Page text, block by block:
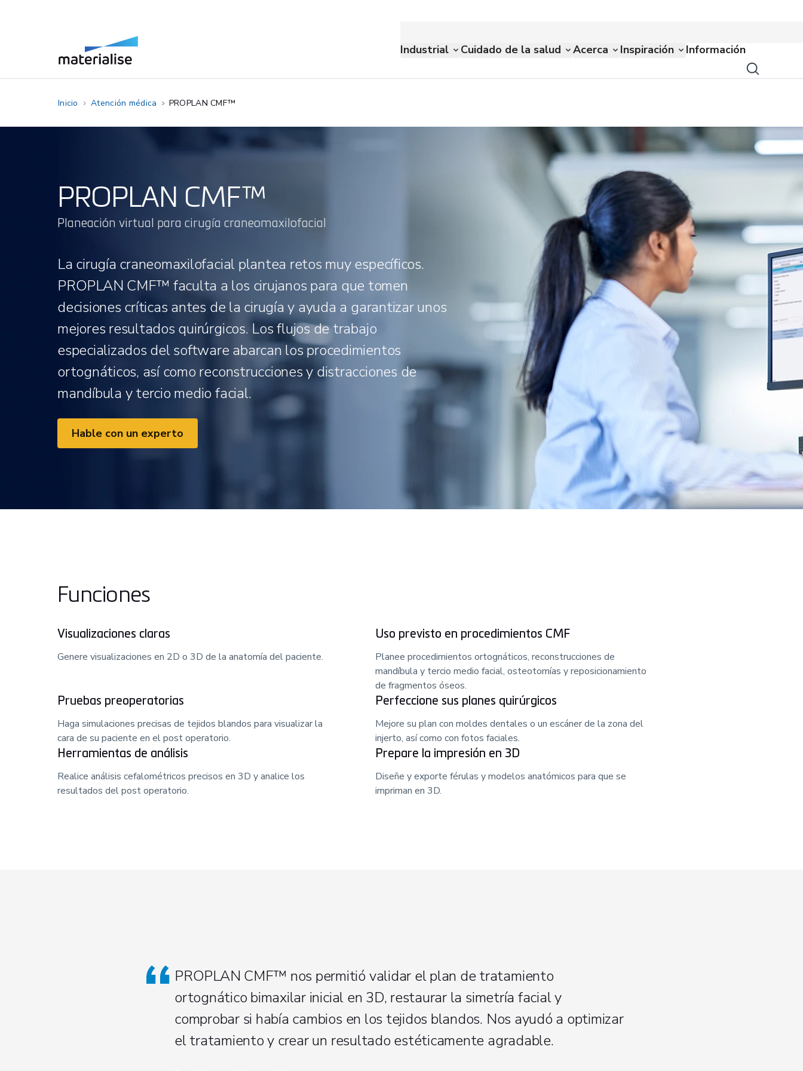
Industrial Cuidado de la salud Acerca Inspiración Información
Inicio Atención médica PROPLAN CMF™
PROPLAN CMF™
Planeación virtual para cirugía craneomaxilofacial
La cirugía craneomaxilofacial plantea retos muy específicos.
PROPLAN CMF™ faculta a los cirujanos para que tomen
decisiones críticas antes de la cirugía y ayuda a garantizar unos
mejores resultados quirúrgicos. Los flujos de trabajo
especializados del software abarcan los procedimientos
ortognáticos, así como reconstrucciones y distracciones de
mandíbula y tercio medio facial.
Hable con un experto
Funciones
Visualizaciones claras
Genere visualizaciones en 2D o 3D de la anatomía del paciente.
Uso previsto en procedimientos CMF
Planee procedimientos ortognáticos, reconstrucciones de
mandíbula y tercio medio facial, osteotomías y reposicionamiento
de fragmentos óseos.
Pruebas preoperatorias
Haga simulaciones precisas de tejidos blandos para visualizar la
cara de su paciente en el post operatorio.
Perfeccione sus planes quirúrgicos
Mejore su plan con moldes dentales o un escáner de la zona del
injerto, así como con fotos faciales.
Herramientas de análisis
Realice análisis cefalométricos precisos en 3D y analice los
resultados del post operatorio.
Prepare la impresión en 3D
Diseñe y exporte férulas y modelos anatómicos para que se
impriman en 3D.
PROPLAN CMF™ nos permitió validar el plan de tratamiento
ortognático bimaxilar inicial en 3D, restaurar la simetría facial y
comprobar si había cambios en los tejidos blandos. Nos ayudó a optimizar
el tratamiento y crear un resultado estéticamente agradable.